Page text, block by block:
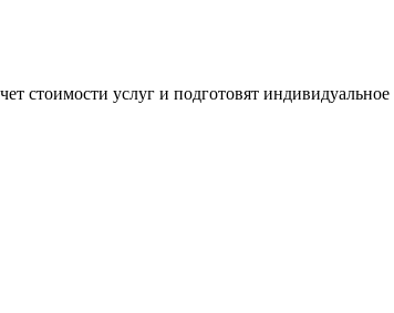
стоимости услуг и подготовят